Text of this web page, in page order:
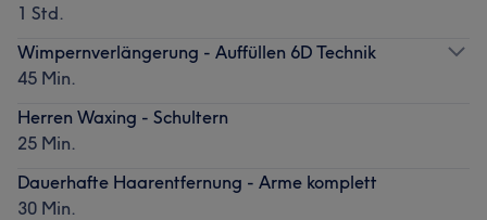
1 Std.
Wimpernverlängerung - Auffüllen 6D Technik
45 Min.
Herren Waxing - Schultern
25 Min.
Dauerhafte Haarentfernung - Arme komplett
30 Min.